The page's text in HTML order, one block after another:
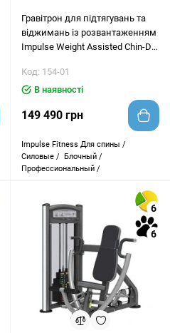
Гравітрон для підтягувань та
віджимань із розвантаженням
Impulse Weight Assisted Chin-Dip
Код: 154-01
В наявності
149 490 грн
Impulse Fitness Для спины /
Силовые /
Блочный /
Профессиональный /
6
6